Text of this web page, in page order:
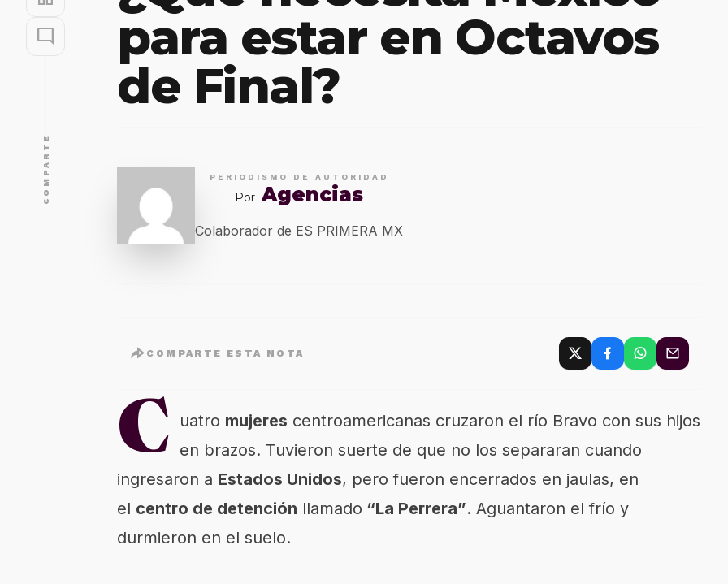
mode_comment
COMPARTE
para estar en Octavos
de Final?
PERIODISMO DE AUTORIDAD
Por Agencias
Colaborador de ES PRIMERA MX
COMPARTE ESTA NOTA
C uatro mujeres centroamericanas cruzaron el río Bravo con sus hijos
en brazos. Tuvieron suerte de que no los separaran cuando
ingresaron a Estados Unidos, pero fueron encerrados en jaulas, en
el centro de detención llamado “La Perrera”. Aguantaron el frío y
durmieron en el suelo.